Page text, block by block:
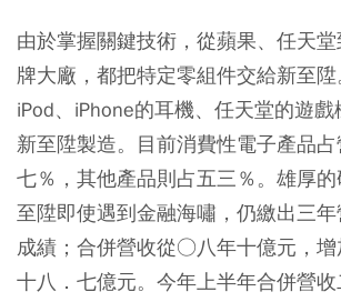
由於掌握關鍵技術，從蘋果、任天
牌大廠，都把特定零組件交給新至
iPod、iPhone的耳機、任天堂的遊
新至陞製造。目前消費性電子產品
七％，其他產品則占五三％。雄厚
至陞即使遇到金融海嘯，仍繳出三
成績；合併營收從○八年十億元，
十八．七億元。今年上半年合併營